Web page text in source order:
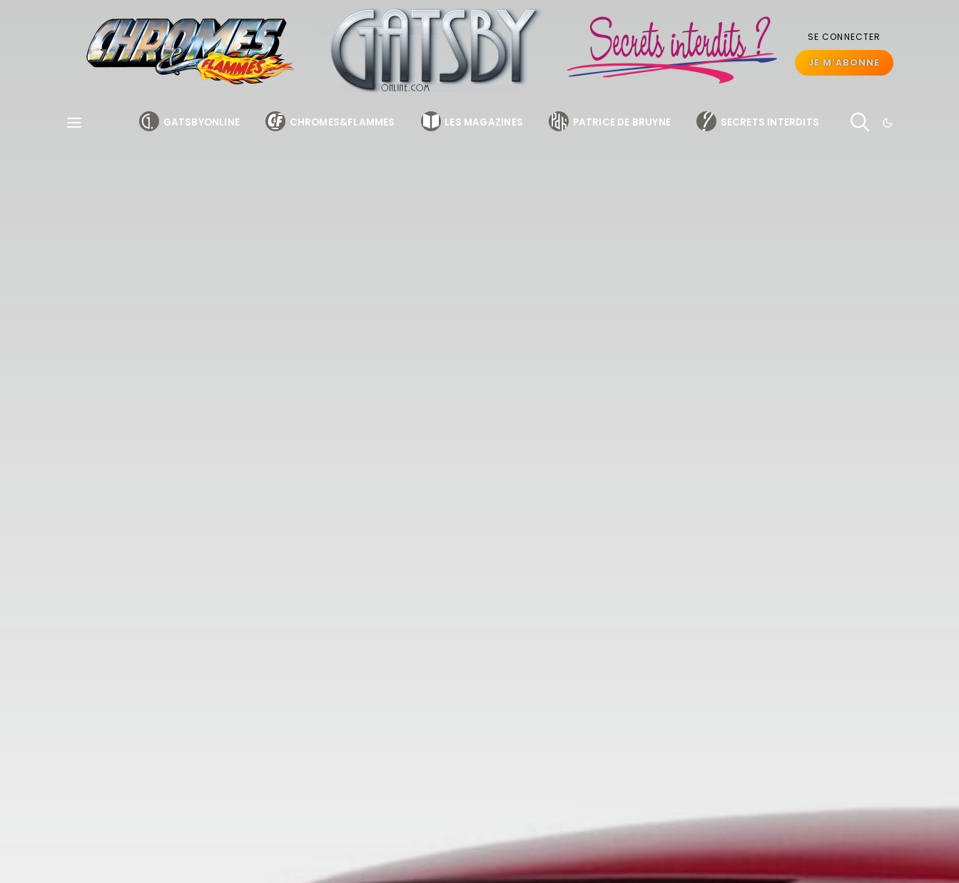
SE CONNECTER
JE M'ABONNE
GATSBYONLINE CHROMES&FLAMMES LES MAGAZINES PATRICE DE BRUYNE SECRETS INTERDITS